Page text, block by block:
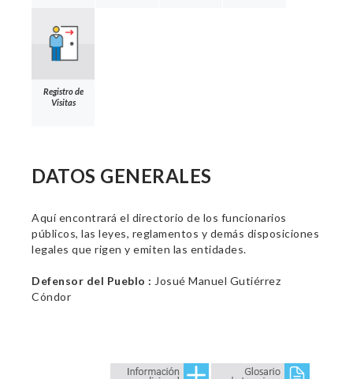
Registro de
Visitas
DATOS GENERALES
Aquí encontrará el directorio de los funcionarios
públicos, las leyes, reglamentos y demás disposiciones
legales que rigen y emiten las entidades.
Defensor del Pueblo : Josué Manuel Gutiérrez
Cóndor